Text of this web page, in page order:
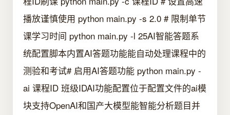
播放谨慎使用 python main.py -s 2.0 # 限制单节
课学习时间 python main.py -l 25AI智能答题系
统配置脚本内置AI答题功能能自动处理课程中的
测验和考试# 启用AI答题功能 python main.py -
ai 课程ID 班级IDAI功能配置位于配置文件的ai模
块支持OpenAI和国产大模型能智能分析题目并